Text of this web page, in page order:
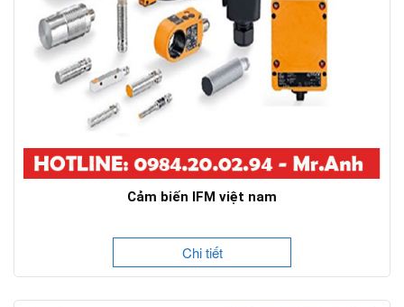
Cảm biến IFM việt nam
Chi tiết